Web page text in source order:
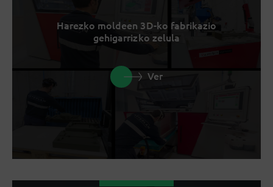
Harezko moldeen 3D-ko fabrikazio
gehigarrizko zelula
Ver